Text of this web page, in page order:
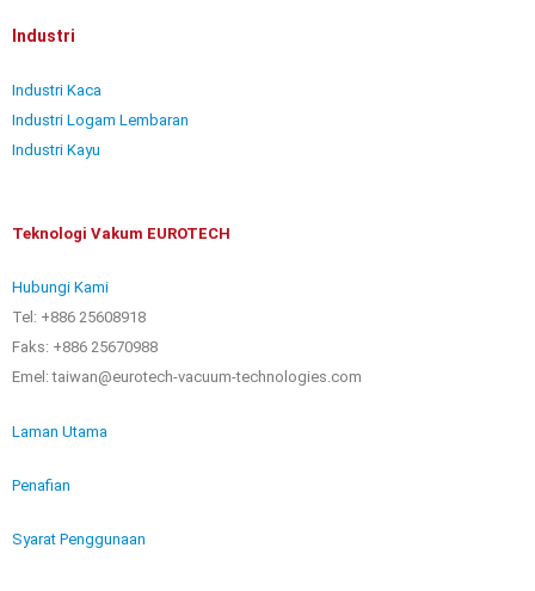
Industri
Industri Kaca
Industri Logam Lembaran
Industri Kayu
Teknologi Vakum EUROTECH
Hubungi Kami
Tel: +886 25608918
Faks: +886 25670988
Emel: taiwan@eurotech-vacuum-technologies.com
Laman Utama
Penafian
Syarat Penggunaan